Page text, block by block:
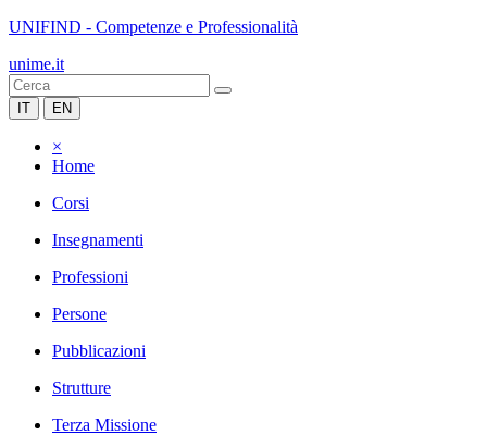
UNIFIND - Competenze e Professionalità
unime.it
IT EN
×
Home
Corsi
Insegnamenti
Professioni
Persone
Pubblicazioni
Strutture
Terza Missione